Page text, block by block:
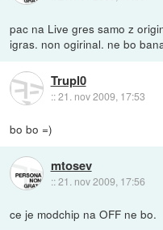
pac na Live gres samo z
igras. non ogirinal. ne bo
Trupl0
::21. nov 2009, 17:53
bo bo =)
mtosev
::21. nov 2009, 17:56
ce je modchip na OFF ne bo.